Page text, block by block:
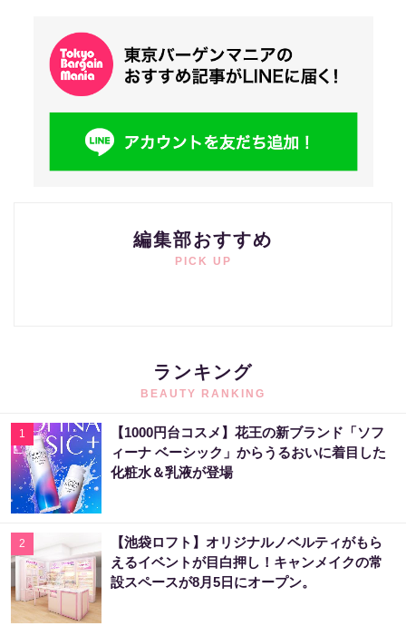
編集部おすすめ
PICK UP
ランキング
BEAUTY RANKING
1
【1000円台コスメ】花王の新ブランド「ソフ
ィーナ ベーシック」からうるおいに着目した
化粧水＆乳液が登場
2
【池袋ロフト】オリジナルノベルティがもら
えるイベントが目白押し！キャンメイクの常
設スペースが8月5日にオープン。